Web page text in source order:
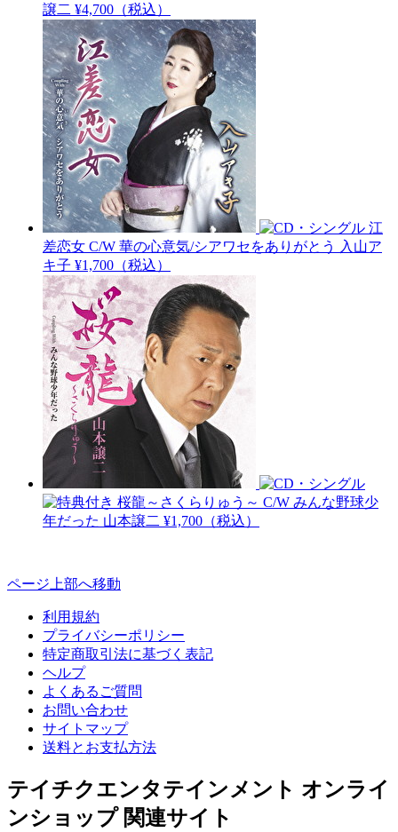
譲二 ¥4,700（税込）
江
差恋女 C/W 華の心意気/シアワセをありがとう
入山ア
キ子 ¥1,700（税込）
桜龍～さくらりゅう～ C/W みんな野球少
年だった 山本譲二 ¥1,700（税込）
ページ上部へ移動
利用規約
プライバシーポリシー
特定商取引法に基づく表記
ヘルプ
よくあるご質問
お問い合わせ
サイトマップ
送料とお支払方法
テイチクエンタテインメント オンライ
ンショップ 関連サイト